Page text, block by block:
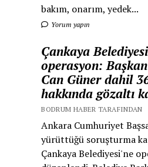
bakım, onarım, yedek...
Yorum yapın
Çankaya
operasyon:
Can Güner dahil
hakkında gözaltı
BODRUM HABER TARAFINDAN
Ankara Cumhuriyet
yürüttüğü soruşturma
Çankaya Belediyesi'ne